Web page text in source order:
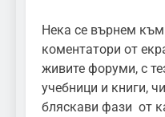
Нека се върнем
коментатори от
живите форуми, с
учебници и книги,
бляскави фази от